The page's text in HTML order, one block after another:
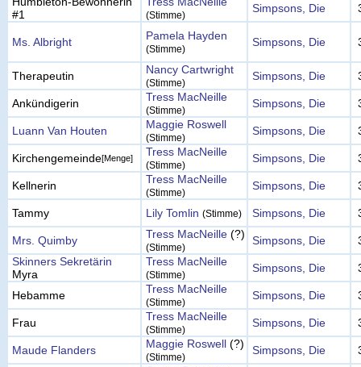
#1
(Stimme)
Simpsons, Die
Ms. Albright Pamela Hayden
(Stimme)
Simpsons, Die
Therapeutin Nancy Cartwright
(Stimme)
Simpsons, Die
Ankündigerin Tress MacNeille
(Stimme)
Simpsons, Die
Luann Van Houten Maggie Roswell
(Stimme)
Simpsons, Die
Kirchengemeinde[Menge] Tress MacNeille
(Stimme)
Simpsons, Die
Kellnerin Tress MacNeille
(Stimme)
Simpsons, Die
Tammy Lily Tomlin (Stimme) Simpsons, Die
Mrs. Quimby Tress MacNeille (?)
(Stimme)
Simpsons, Die
Skinners Sekretärin
Myra
Tress MacNeille
(Stimme)
Simpsons, Die
Hebamme Tress MacNeille
(Stimme)
Simpsons, Die
Frau Tress MacNeille
(Stimme)
Simpsons, Die
Maude Flanders Maggie Roswell (?)
(Stimme)
Simpsons, Die